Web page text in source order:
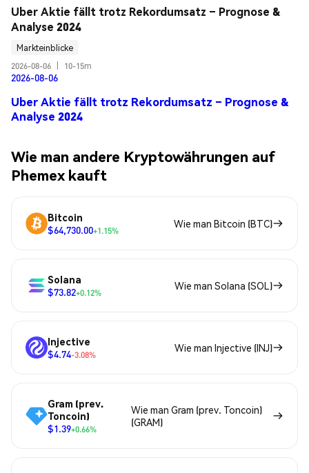
Uber Aktie fällt trotz Rekordumsatz – Prognose &
Analyse 2024
Markteinblicke
2026-08-06
10-15m
2026-08-06
Uber Aktie fällt trotz Rekordumsatz – Prognose &
Analyse 2024
Wie man andere Kryptowährungen auf
Phemex kauft
Bitcoin
$64,730.00+1.15%
Wie man Bitcoin (BTC)
Solana
$73.82+0.12%
Wie man Solana (SOL)
Injective
$4.74-3.08%
Wie man Injective (INJ)
Gram (prev.
Toncoin)
$1.39+0.66%
Wie man Gram (prev. Toncoin)
(GRAM)